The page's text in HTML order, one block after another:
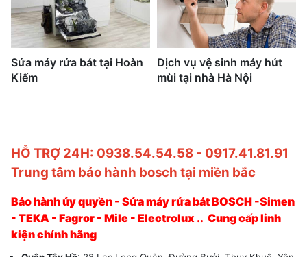
Sửa máy rửa bát tại Hoàn
Kiếm
Dịch vụ vệ sinh máy hút
mùi tại nhà Hà Nội
HỖ TRỢ 24H: 0938.54.54.58 - 0917.41.81.91
Trung tâm bảo hành bosch tại miền bắc
Bảo hành ủy quyền - Sửa máy rửa bát BOSCH -Simen
- TEKA - Fagror - Mile - Electrolux .. Cung cấp linh
kiện chính hãng